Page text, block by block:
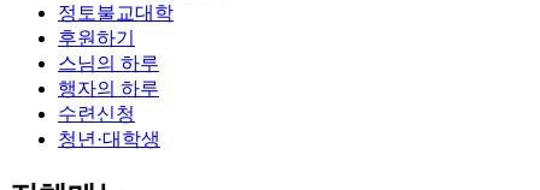
정토불교대학
후원하기
스님의 하루
행자의 하루
수련신청
청년·대학생